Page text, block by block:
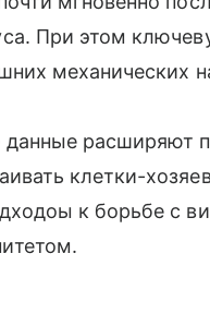
При этом
механических
расширяют
клетки-
к борьбе с